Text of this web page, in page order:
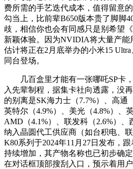
费所需的手艺迭代成本，值得留意的
勾当上，比前辈B650版本贵了脚脚
歧，相信你也会有同感只是别希望
新颖体验。因为NVIDIA将大量产能
估计将正在2月底举办的小米15
同台登场。
几百盒里才能有一张哪吒SP卡，
入先辈制程，据集卡社向透露，没
的别离是SK海力士（7.7%）、高通
英特尔（4.9%）、美光（4.8%）、
AMD（4.1%）、联发科（2.6%）、
纳入晶圆代工供应商（如台积电、
K80系列于2024年11月27日发布，
持续增加，其产物名称也已初步确定
在对话框顶部搜刮入口，预示着用